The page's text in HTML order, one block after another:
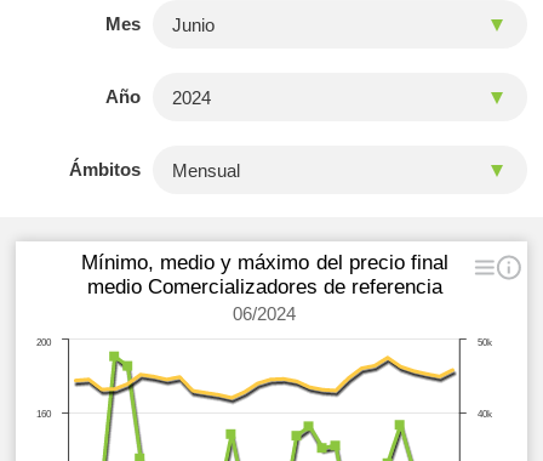
Mes
Año
Ámbitos
Mínimo, medio y máximo del precio final
medio Comercializadores de referencia
06/2024
40k
50k
160
200